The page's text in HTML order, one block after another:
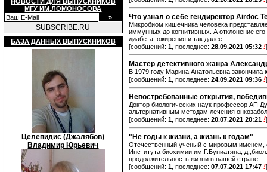
МГУ ИМ.ЛОМОНОСОВА
SUBSCRIBE.RU
БАЗА ДАННЫХ ВЫПУСКНИКОВ
Целепидис (Джалябов)
Владимир Юрьевич
Что узнал о себе гендиректор Airdoc
Микробиом кишечника человека
иммунных до когнитивных. А отклонение
диабета, ожирения и так далее.
[сообщений: 1 , последнее: 28.09.2021 05:32 !]
Мастер детективного жанра
В 1979 году Марина Анатольевна
[сообщений: 1 , последнее: 24.09.2021 09:36 !]
Невостребованные открытия,
Доктор биологических наук профессор АП
альтернативным методам лечения
[сообщений: 1 , последнее: 20.07.2021 20:21 !]
"Не годы к жизни, а жизнь к годам"
Отечественный ученый с мировым именем,
Института биохимии им.Г.Буниатяна,
продолжительность жизни в нашей стране.
[сообщений: 1 , последнее: 07.07.2021 17:47 !]